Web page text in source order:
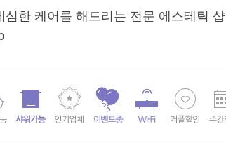
심한 케어를 해드리는 전문 에스테틱 샵